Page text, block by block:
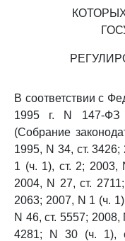
В соответствии с
1995 г. N 147-ФЗ
(Собрание
1995, N 34, ст.
1 (ч. 1), ст. 2; 2003,
2004, N 27, ст.
2063; 2007, N 1 (ч.
N 46, ст. 5557; 2008,
4281; N 30 (ч. 1),